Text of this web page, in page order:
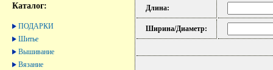
Каталог:
ПОДАРКИ
Шитье
Вышивание
Вязание
Длина:
Ширина/Диаметр: